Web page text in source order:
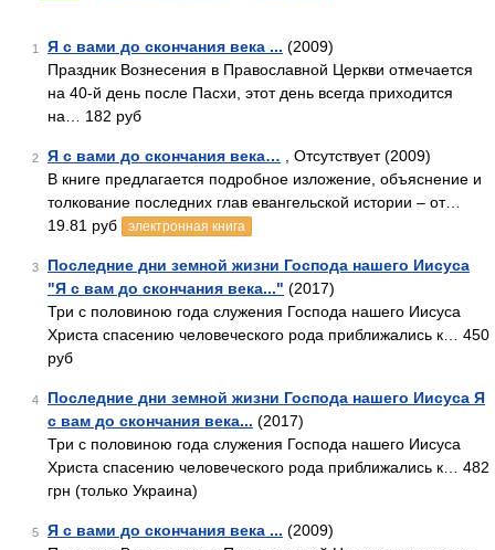
1 Я с вами до скончания века ... (2009)
Праздник Вознесения в Православной Церкви отмечается
на 40-й день после Пасхи, этот день всегда приходится
на… 182 руб
2 Я с вами до скончания века… , Отсутствует (2009)
В книге предлагается подробное изложение, объяснение и
толкование последних глав евангельской истории – от…
19.81 руб
электронная книга
3
Последние дни земной жизни Господа нашего Иисуса
"Я с вам до скончания века..." (2017)
Три с половиною года служения Господа нашего Иисуса
Христа спасению человеческого рода приближались к… 450
руб
4
Последние дни земной жизни Господа нашего Иисуса Я
с вам до скончания века... (2017)
Три с половиною года служения Господа нашего Иисуса
Христа спасению человеческого рода приближались к… 482
грн (только Украина)
5 Я с вами до скончания века ... (2009)